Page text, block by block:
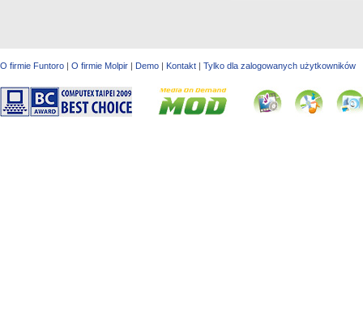
O firmie Funtoro | O firmie Molpir | Demo | Kontakt | Tylko dla zalogowanych użytkowników